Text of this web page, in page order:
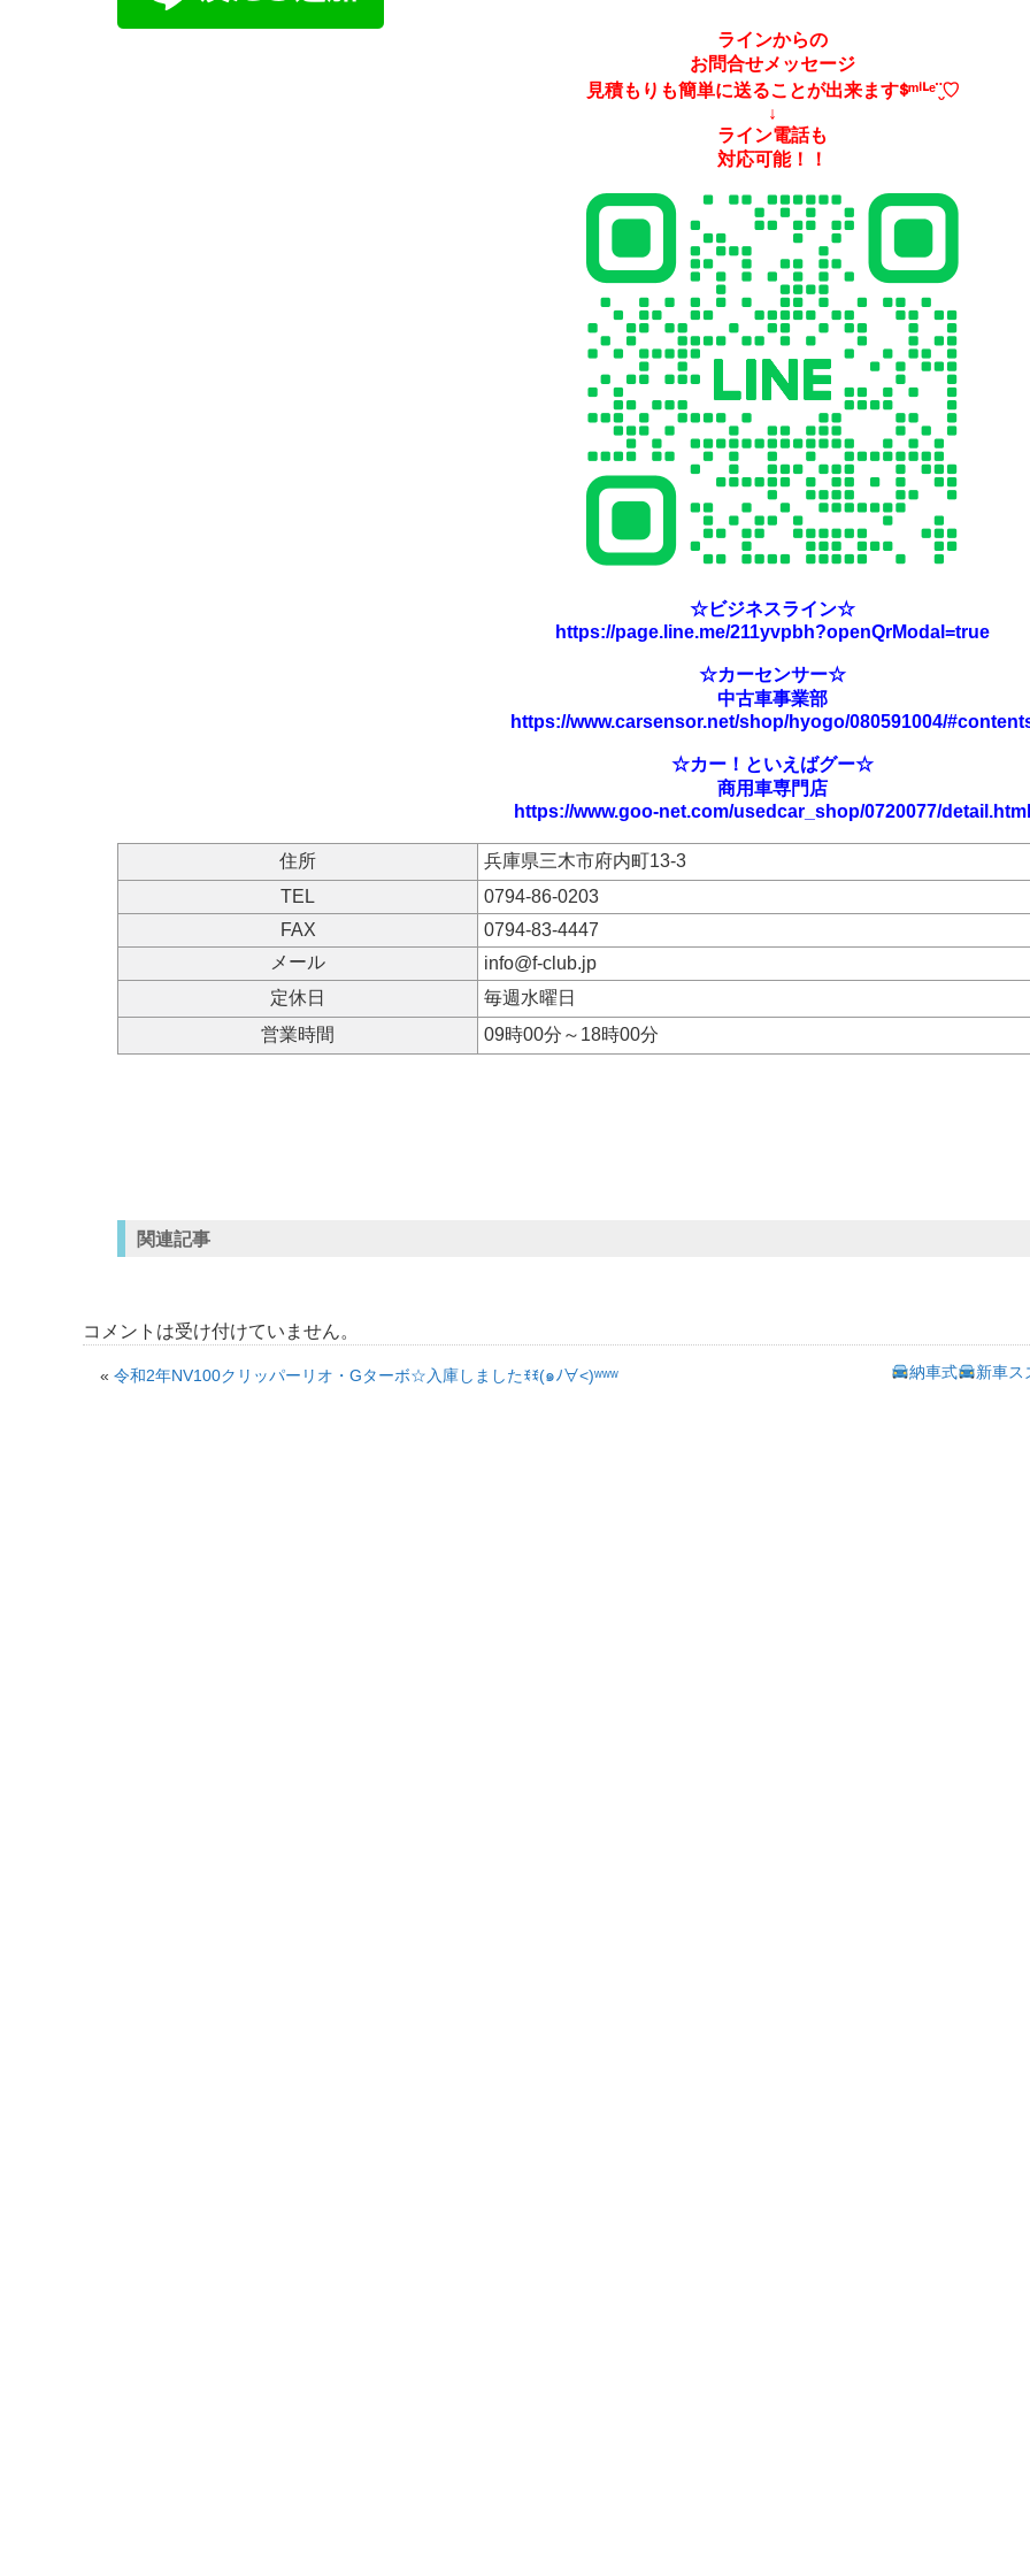
ラインからの
お問合せメッセージ
見積もりも簡単に送ることが出来ますᙚᵐⁱᒻᵉ¨̮♡
↓
ライン電話も
対応可能！！
☆ビジネスライン☆
https://page.line.me/211yvpbh?openQrModal=true
☆カーセンサー☆
中古車事業部
https://www.carsensor.net/shop/hyogo/080591004/
☆カー！といえばグー☆
商用車専門店
https://www.goo-net.com/usedcar_shop/0720077/detail.html
住所
兵庫県三木市府内町13-3
TEL
0794-86-0203
FAX
0794-83-4447
メール
info@f-club.jp
定休日
毎週水曜日
営業時間
09時00分～18時00分
関連記事
コメントは受け付けていません。
« 令和2年NV100クリッパーリオ・Gターボ☆入庫しましたꉂꉂ(๑ﾉ∀˂)ʷʷʷ 納車式 新車